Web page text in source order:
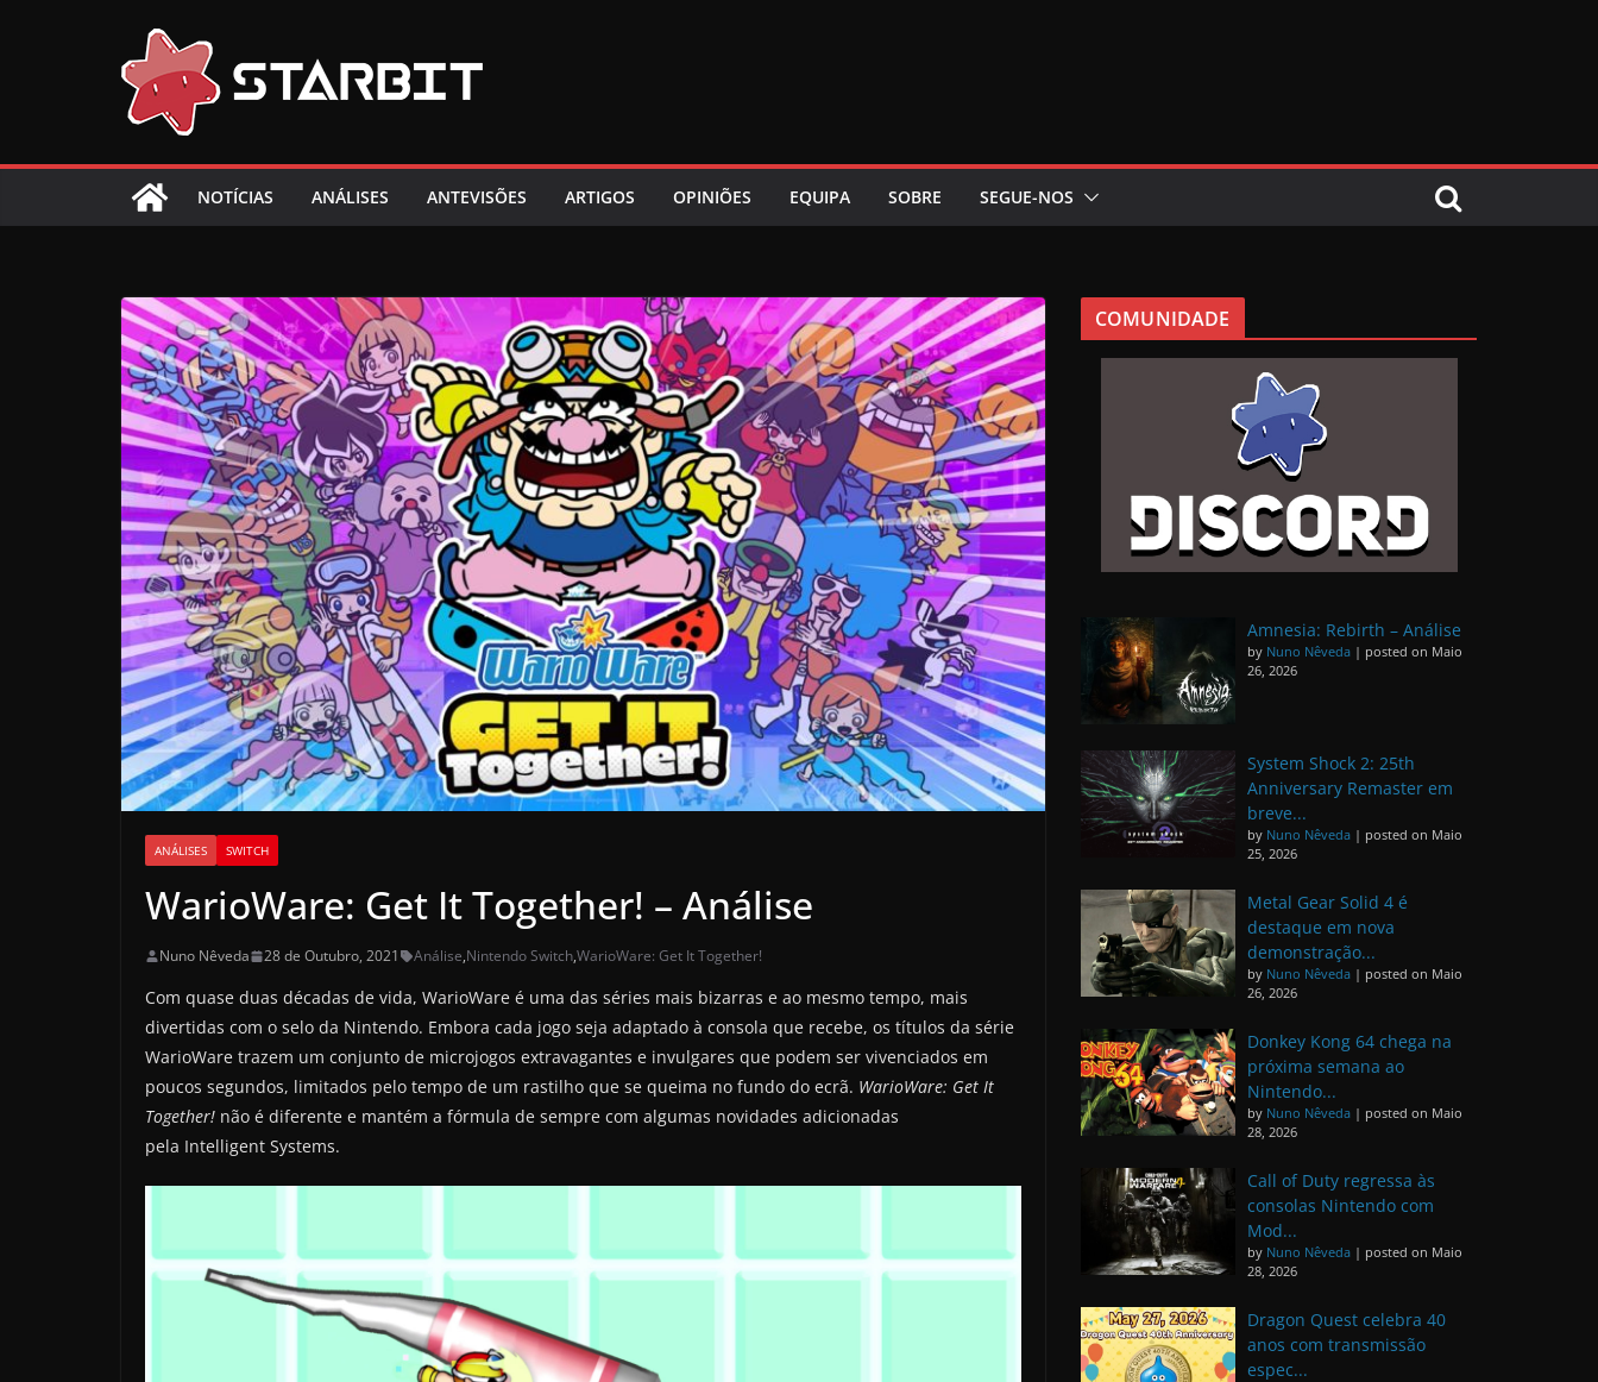
NOTÍCIAS ANÁLISES ANTEVISÕES ARTIGOS OPINIÕES EQUIPA SOBRE SEGUE-NOS
ANÁLISES SWITCH
WarioWare: Get It Together! – Análise
Nuno Nêveda 28 de Outubro, 2021 Análise,Nintendo Switch,WarioWare: Get It Together!
Com quase duas décadas de vida, WarioWare é uma das séries mais bizarras e ao mesmo tempo, mais
divertidas com o selo da Nintendo. Embora cada jogo seja adaptado à consola que recebe, os títulos da série
WarioWare trazem um conjunto de microjogos extravagantes e invulgares que podem ser vivenciados em
poucos segundos, limitados pelo tempo de um rastilho que se queima no fundo do ecrã. WarioWare: Get It
Together! não é diferente e mantém a fórmula de sempre com algumas novidades adicionadas
pela Intelligent Systems.
COMUNIDADE
Amnesia: Rebirth – Análise
by Nuno Nêveda | posted on Maio
26, 2026
System Shock 2: 25th
Anniversary Remaster em
breve...
by Nuno Nêveda | posted on Maio
25, 2026
Metal Gear Solid 4 é
destaque em nova
demonstração...
by Nuno Nêveda | posted on Maio
26, 2026
Donkey Kong 64 chega na
próxima semana ao
Nintendo...
by Nuno Nêveda | posted on Maio
28, 2026
Call of Duty regressa às
consolas Nintendo com
Mod...
by Nuno Nêveda | posted on Maio
28, 2026
Dragon Quest celebra 40
anos com transmissão
espec...